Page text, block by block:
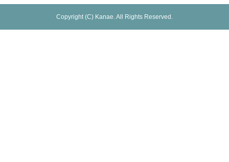
Copyright (C) Kanae. All Rights Reserved.